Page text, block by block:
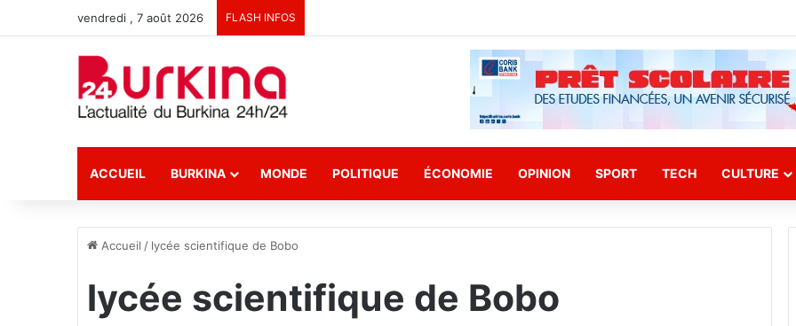
vendredi , 7 août 2026 FLASH INFOS
ACCUEIL BURKINA MONDE POLITIQUE ÉCONOMIE OPINION SPORT TECH CULTURE
Accueil / lycée scientifique de Bobo
lycée scientifique de Bobo